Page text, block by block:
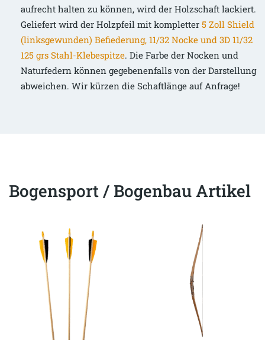
aufrecht halten zu können, wird der Holzschaft lackiert.
Geliefert wird der Holzpfeil mit kompletter 5 Zoll Shield
(linksgewunden) Befiederung, 11/32 Nocke und 3D 11/32
125 grs Stahl-Klebespitze. Die Farbe der Nocken und
Naturfedern können gegebenenfalls von der Darstellung
abweichen. Wir kürzen die Schaftlänge auf Anfrage!
Bogensport / Bogenbau Artikel